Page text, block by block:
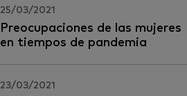
25/03/2021
Preocupaciones de las mujeres
en tiempos de pandemia
23/03/2021